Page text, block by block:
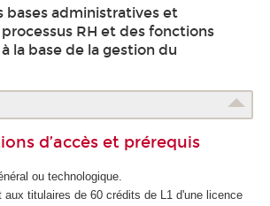
bases administratives et
RH et des fonctions
la base de la gestion du
d’accès et prérequis
ou technologique.
aux titulaires de 60 crédits de L1 d'une licence